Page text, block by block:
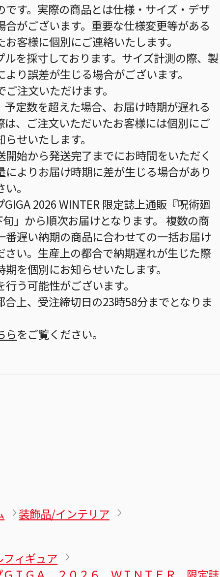
す。実際の商品とは仕様・サイズ・デザ
がございます。重要な仕様変更等がある
客様に個別にご連絡いたします。
を採寸しております。サイズ計測の際、製
り誤差が生じる場合がございます。
注文いただけます。
定数を超えた場合、お届け時期が遅れる
、ご注文いただいたお客様には個別にご
せいたします。
始から発送完了までにお時間をいただく
よりお届け時期に差が生じる場合があり
。
2026 WINTER 限定誌上通販『呪術廻
」から順次お届けとなります。 複数の商
番遅い納期の商品に合わせての一括お届け
い。生産上の都合で納期遅れが生じた際
を個別にお知らせいたします。
う可能性がございます。
上、受注締切日の23時58分までとなりま
らをご覧ください。
装飾品/インテリア
ィギュア